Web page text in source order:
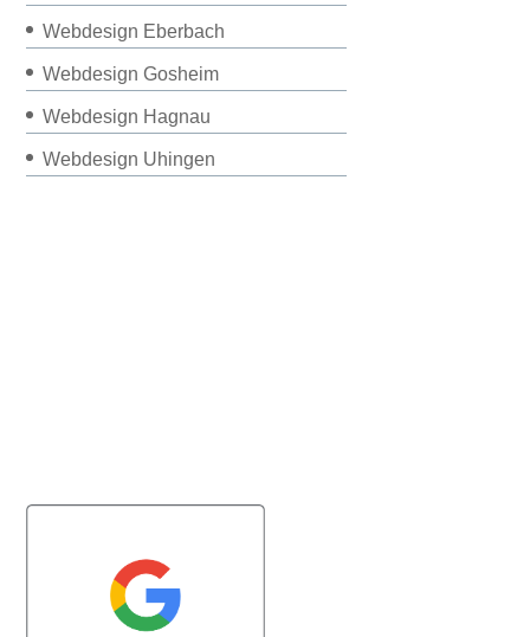
Webdesign Eberbach
Webdesign Gosheim
Webdesign Hagnau
Webdesign Uhingen